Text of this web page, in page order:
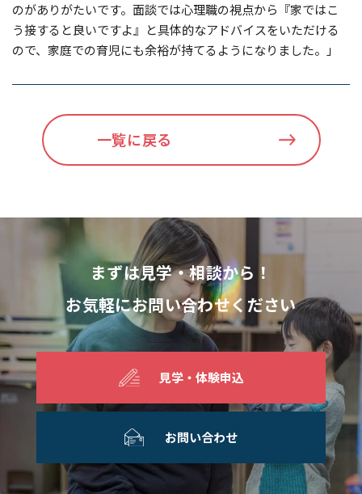
のがありがたいです。面談では心理職の視点から『家ではこ
う接すると良いですよ』と具体的なアドバイスをいただける
ので、家庭での育児にも余裕が持てるようになりました。」
一覧に戻る
まずは見学・相談から！
お気軽にお問い合わせください
見学・体験申込
お問い合わせ